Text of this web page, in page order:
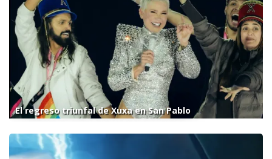
El regreso triunfal de Xuxa en San Pablo